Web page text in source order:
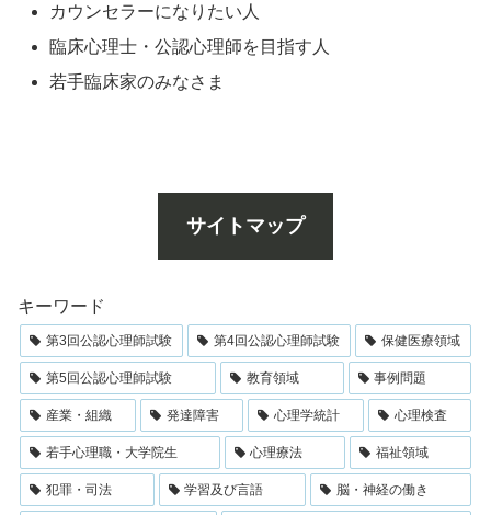
カウンセラーになりたい人
臨床心理士・公認心理師を目指す人
若手臨床家のみなさま
サイトマップ
キーワード
第3回公認心理師試験 第4回公認心理師試験 保健医療領域
第5回公認心理師試験 教育領域 事例問題
産業・組織 発達障害 心理学統計 心理検査
若手心理職・大学院生 心理療法 福祉領域
犯罪・司法 学習及び言語 脳・神経の働き